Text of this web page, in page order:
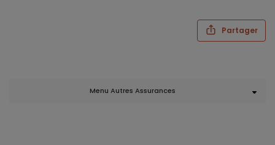
Partager
Menu Autres Assurances